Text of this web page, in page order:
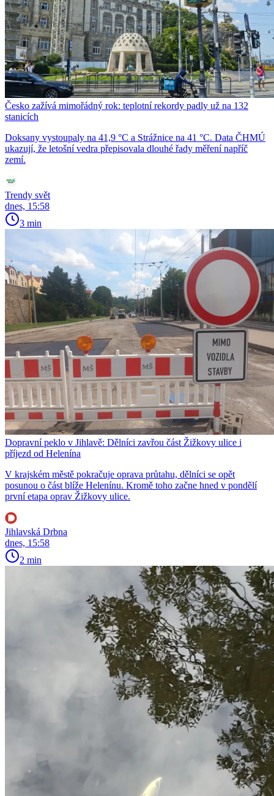
Česko zažívá mimořádný rok: teplotní rekordy padly už na 132
stanicích
Doksany vystoupaly na 41,9 °C a Strážnice na 41 °C. Data ČHMÚ
ukazují, že letošní vedra přepisovala dlouhé řady měření napříč
zemí.
Trendy svět
dnes, 15:58
3 min
Dopravní peklo v Jihlavě: Dělníci zavřou část Žižkovy ulice i
příjezd od Helenína
V krajském městě pokračuje oprava průtahu, dělníci se opět
posunou o část blíže Helenínu. Kromě toho začne hned v pondělí
první etapa oprav Žižkovy ulice.
Jihlavská Drbna
dnes, 15:58
2 min